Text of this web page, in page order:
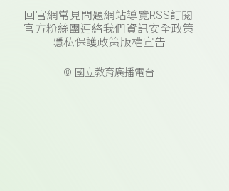
回官網常見問題網站導覽RSS訂閱
官方粉絲團連絡我們 資訊安全政策
隱私保護政策版權宣告
© 國立教育廣播電台